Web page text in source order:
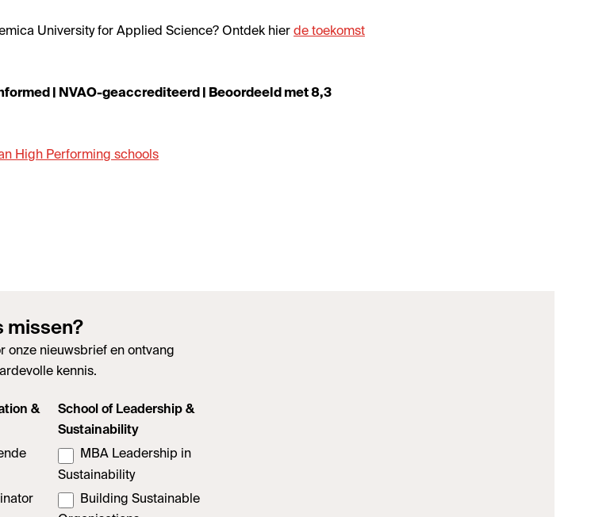
University for Applied Science? Ontdek hier de toekomst
| NVAO-geaccrediteerd | Beoordeeld met 8,3
High Performing schools
missen?
onze nieuwsbrief en ontvang
kennis.
&
School of Leadership &
Sustainability
MBA Leadership in
Sustainability
Building Sustainable